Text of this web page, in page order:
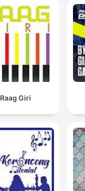
Raag Giri